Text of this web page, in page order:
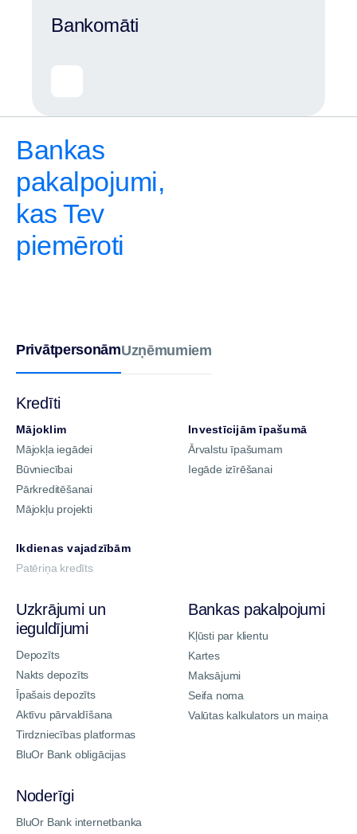
Bankomāti
Bankas
pakalpojumi,
kas Tev
piemēroti
PrivātpersonāmUzņēmumiem
Kredīti
Mājoklim
Mājokļa iegādei
Būvniecībai
Pārkreditēšanai
Mājokļu projekti
Investīcijām īpašumā
Ārvalstu īpašumam
Iegāde izīrēšanai
Ikdienas vajadzībām
Patēriņa kredīts
Uzkrājumi un
ieguldījumi
Depozīts
Nakts depozīts
Īpašais depozīts
Aktīvu pārvaldīšana
Tirdzniecības platformas
BluOr Bank obligācijas
Bankas pakalpojumi
Kļūsti par klientu
Kartes
Maksājumi
Seifa noma
Valūtas kalkulators un maiņa
Noderīgi
BluOr Bank internetbanka